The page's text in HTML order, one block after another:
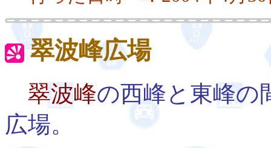
翠波峰広場
翠波峰の西峰と東峰の
広場。